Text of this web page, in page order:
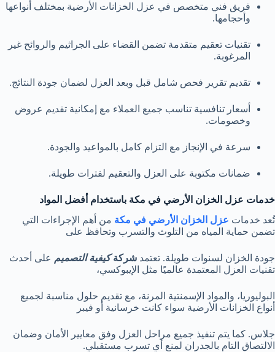
فريق فني متخصص في عزل الخزانات الأرضية بمختلف أنواعها
وأحجامها.
تقنيات تعقيم متقدمة تضمن القضاء على الجراثيم والروائح غير
المرغوبة.
تقديم تقرير فحص شامل قبل وبعد العزل لضمان جودة النتائج.
أسعار تنافسية تناسب جميع العملاء مع إمكانية تقديم عروض
وخصومات.
سرعة في الإنجاز مع التزام كامل بالمواعيد والجودة.
ضمانات مكتوبة على العزل والتعقيم لفترات طويلة.
خدمات عزل الخزان الأرضي في مكة باستخدام أفضل المواد
تُعد خدمات عزل الخزان الأرضي في مكة من أهم الإجراءات التي
تضمن حماية المياه من التلوث والتسرب وتحافظ على
جودة الخزان لسنوات طويلة. تعتمد شركةكيفية التصميم على أحدث
تقنيات العزل المعتمدة عالميًا مثل الإيبوكسي،
البوليوريا، والمواد الإسمنتية المرنة، مع تقديم حلول مناسبة لجميع
أنواع الخزانات الأرضية سواء كانت خرسانية أو فيبر
جلاس. كما يتم تنفيذ جميع مراحل العزل وفق معايير الأمان وضمان
الالتصاق التام بالجدران لمنع أي تسرب مستقبلي.